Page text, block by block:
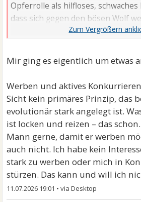
Opferrolle als hilfloses, schwaches
dass sich gegen den bösen Wolf
Lerne Dich als Frau kennen.
werbt, Konkurrenz erlebt und
Und naja, kurzer Schwank : Bin
Auch meine aktuelle Herzensdame
Schwierig alles ein wenig, aber gut
Bzgl. "Konkurrenz", mit welcher
jegliche Ambition am Tische saß:
welch hohem Niveau, nonverval
weiblich meine Herzensdame
unhörbar knurrte, unsichtbar die
Aber im Gegensatz jetzt zu Dir ist
Desorientierung dsbzgl dieses
Mir ging es eigentlich um etwas
Werben und aktives
Sicht kein primäres Prinzip, das
evolutionär stark angelegt ist.
ist locken und reizen – das
Mann gerne, damit er werben
auch nicht. Ich habe kein
stark zu werben oder mich in
stürzen. Das kann und will ich
11.07.2026 19:01 •